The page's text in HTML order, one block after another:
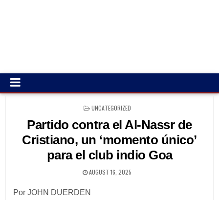
POSTED
UNCATEGORIZED
Partido contra el Al-Nassr de
Cristiano, un ‘momento único’
para el club indio Goa
AUGUST 16, 2025
Por JOHN DUERDEN